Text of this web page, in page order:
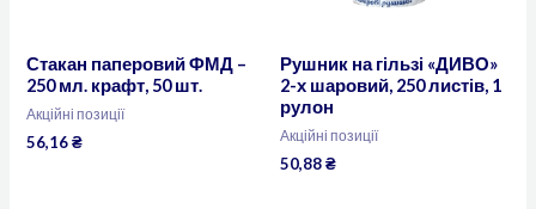
Стакан паперовий ФМД –
250 мл. крафт, 50 шт.
Акційні позиції
56,16₴
Рушник на гільзі «ДИВО»
2-х шаровий, 250 листів, 1
рулон
Акційні позиції
50,88₴